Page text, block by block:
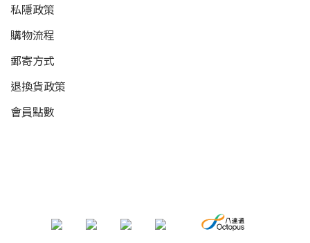
私隱政策
購物流程
郵寄方式
退換貨政策
會員點數